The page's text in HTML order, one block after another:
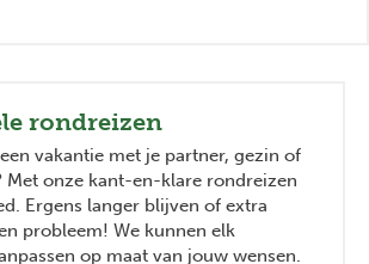
rondreizen
vakantie met je partner, gezin of
Met onze kant-en-klare rondreizen
Ergens langer blijven of extra
probleem! We kunnen elk
op maat van jouw wensen.